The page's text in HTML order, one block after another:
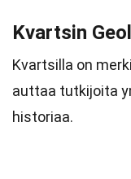
Kvartsin
Kvartsilla on
auttaa tutkijoita
historiaa.